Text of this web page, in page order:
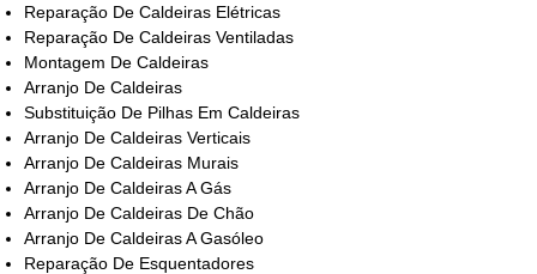
Reparação De Caldeiras Elétricas
Reparação De Caldeiras Ventiladas
Montagem De Caldeiras
Arranjo De Caldeiras
Substituição De Pilhas Em Caldeiras
Arranjo De Caldeiras Verticais
Arranjo De Caldeiras Murais
Arranjo De Caldeiras A Gás
Arranjo De Caldeiras De Chão
Arranjo De Caldeiras A Gasóleo
Reparação De Esquentadores